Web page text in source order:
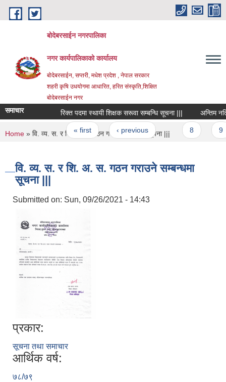
Skip to main content
बोदेबरसाईन नगरपालिका
नगर कार्यपालिकाको कार्यालय
बोदेबरसाईन, सप्तरी, मधेश प्रदेश , नेपाल सरकार
शहरी कृषि उधयोगमा आधारित, हरित संस्कृति,शिक्षित
बोदेबरसाईन नगर
समाचार रिक्त पदमा स्थायी शिक्षक सरूवा सम्बन्धि सूचना ||| अन्तिम
Pages
« first ‹ previous …
You are here
Home » वि. व्य. स. र शि. अ. स. गठन गराउने सम्बन्धमा सूचना |||
वि. व्य. स. र शि. अ. स. गठन गराउने सम्बन्धमा
सूचना |||
Submitted on: Sun, 09/26/2021 - 14:43
प्रकार:
सूचना तथा समाचार
आर्थिक वर्ष:
७८/७९